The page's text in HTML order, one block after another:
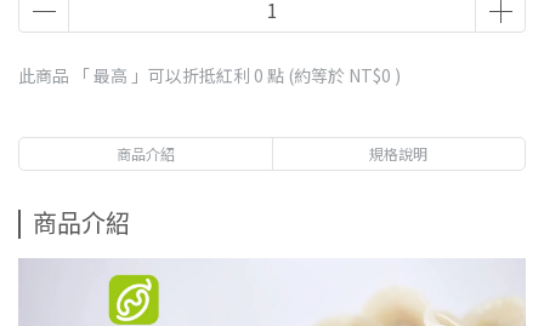
此商品 「 最高 」可以折抵紅利 0 點 (約等於 NT$0 )
商品介紹 規格說明
商品介紹